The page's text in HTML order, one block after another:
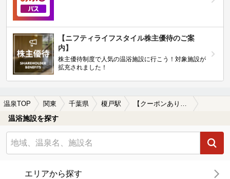
【ニフティライフスタイル株主優待のご案
内】
株主優待制度で人気の温浴施設に行こう！対象施設が
拡充されました！
温泉TOP 関東 千葉県 榎戸駅 【クーポンあり】駅近（徒歩10分以内）の榎戸駅近くの温泉、日帰り温泉、スーパー銭湯おすすめ
温浴施設を探す
エリアから探す